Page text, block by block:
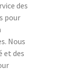
des
pour
Nous
et des